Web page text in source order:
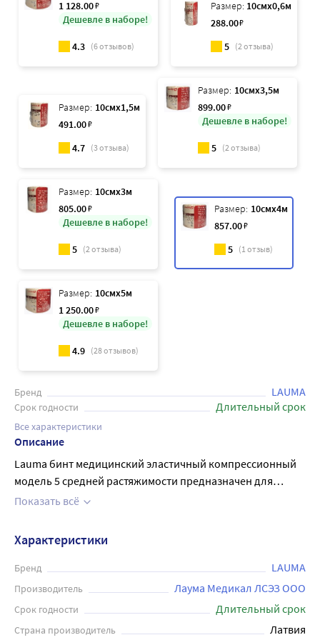
1 128.00₽
Дешевле в наборе!
4.3 (6отзывов)
Размер: 10смx0,6м
288.00₽
5 (2отзыва)
Размер: 10смx1,5м
491.00₽
4.7 (3отзыва)
Размер: 10смx3,5м
899.00₽
Дешевле в наборе!
5 (2отзыва)
Размер: 10смx3м
805.00₽
Дешевле в наборе!
5 (2отзыва)
Размер: 10смx4м
857.00₽
5 (1отзыв)
Размер: 10смx5м
1 250.00₽
Дешевле в наборе!
4.9 (28отзывов)
Бренд LAUMA
Срок годности Длительный срок
Все характеристики
Описание
Lauma бинт медицинский эластичный компрессионный
модель 5 средней растяжимости предназначен для
накладывания на участки тела с целью их компрессии в
Применяется для лечения и профилактики варикозного
расширения вен верхних и нижних конечностей, в
период до и после операций, для профилактики и
лечения посттромботической болезни, лимфедемы и
для профилактики послеоперационных осложнений
после склеротерапии и флебэктомии, фиксации суставов
верхних и нижних конечностей при разных вывихах и
Показать всё
Характеристики
Бренд LAUMA
Производитель Лаума Медикал ЛСЭЗ ООО
Срок годности Длительный срок
Страна производитель Латвия